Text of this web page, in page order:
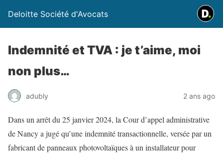
Deloitte Société d'Avocats
Indemnité et TVA : je t’aime, moi
non plus…
adubly 2 ans ago
Dans un arrêt du 25 janvier 2024, la Cour d’appel administrative
de Nancy a jugé qu’une indemnité transactionnelle, versée par un
fabricant de panneaux photovoltaïques à un installateur pour